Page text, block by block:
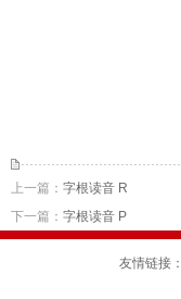
上一篇： 字根读音 R
下一篇： 字根读音 P
友情链接：